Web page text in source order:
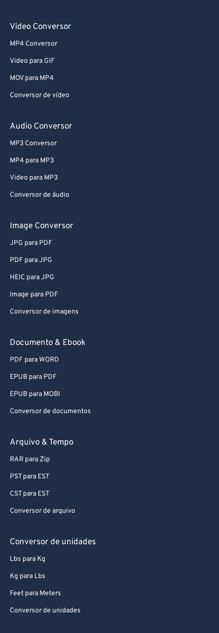
Video Conversor
MP4 Conversor
Video para GIF
MOV para MP4
Conversor de vídeo
Audio Conversor
MP3 Conversor
MP4 para MP3
Video para MP3
Conversor de áudio
Image Conversor
JPG para PDF
PDF para JPG
HEIC para JPG
Image para PDF
Conversor de imagens
Documento & Ebook
PDF para WORD
EPUB para PDF
EPUB para MOBI
Conversor de documentos
Arquivo & Tempo
RAR para Zip
PST para EST
CST para EST
Conversor de arquivo
Conversor de unidades
Lbs para Kg
Kg para Lbs
Feet para Meters
Conversor de unidades